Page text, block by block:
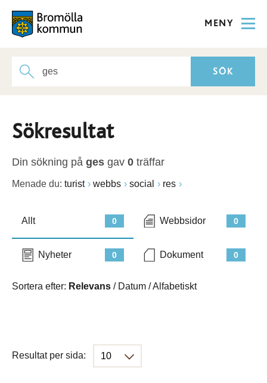
MENY
Sökresultat
Din sökning på ges gav 0 träffar
Menade du: turist webbs social res
0
Allt 0
Webbsidor
0
Nyheter 0
Dokument
Sortera efter: Relevans / Datum /Alfabetiskt
Resultat per sida: